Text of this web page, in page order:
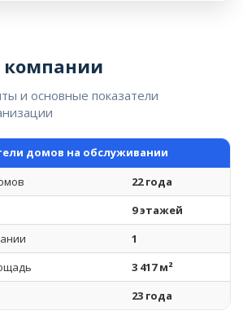
компании
и основные показатели
домов на обслуживании
22 года
9 этажей
1
3 417 м²
23 года